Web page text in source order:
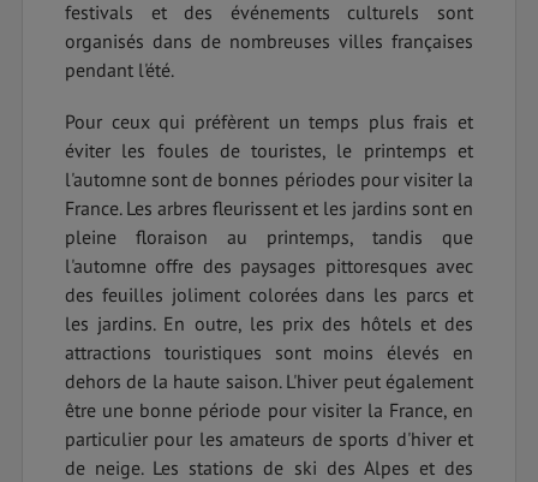
festivals et des événements culturels sont
organisés dans de nombreuses villes françaises
pendant l'été.
Pour ceux qui préfèrent un temps plus frais et
éviter les foules de touristes, le printemps et
l'automne sont de bonnes périodes pour visiter la
France. Les arbres fleurissent et les jardins sont en
pleine floraison au printemps, tandis que
l'automne offre des paysages pittoresques avec
des feuilles joliment colorées dans les parcs et
les jardins. En outre, les prix des hôtels et des
attractions touristiques sont moins élevés en
dehors de la haute saison. L'hiver peut également
être une bonne période pour visiter la France, en
particulier pour les amateurs de sports d'hiver et
de neige. Les stations de ski des Alpes et des